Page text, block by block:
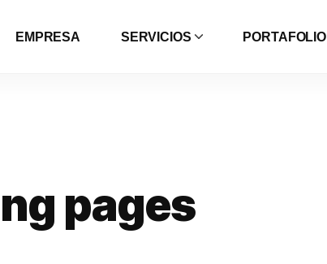
EMPRESA SERVICIOS PORTAFOLIO
ng pages